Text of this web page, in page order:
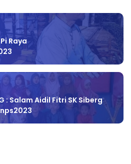
Raya
: Salam Aidil Fitri SK Siberg